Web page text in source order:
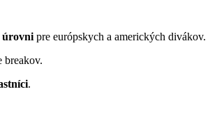
úrovni pre európskych a amerických divákov.
breakov.
.